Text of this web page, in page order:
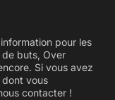
pour les
buts, Over
Si vous avez
vous
contacter !